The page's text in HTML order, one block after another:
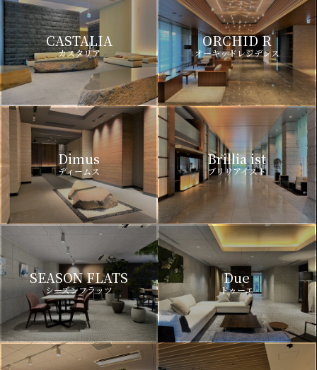
CASTALIA
カスタリア
ORCHID R
オーキッドレジデンス
Dimus
ディームス
Brillia ist
ブリリアイスト
SEASON FLATS
シーズンフラッツ
Due
ドゥーエ